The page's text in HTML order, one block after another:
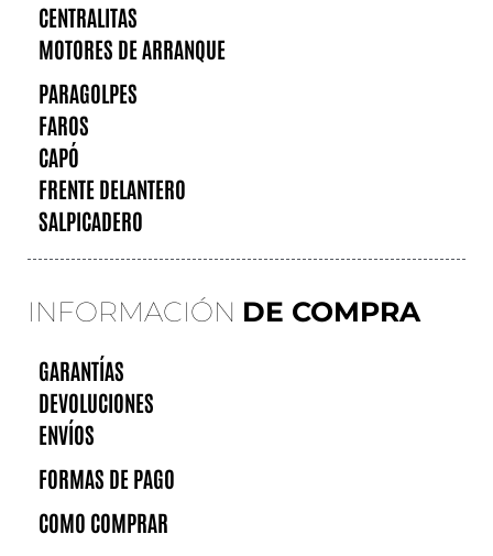
CENTRALITAS
MOTORES DE ARRANQUE
PARAGOLPES
FAROS
CAPÓ
FRENTE DELANTERO
SALPICADERO
INFORMACIÓN DE COMPRA
GARANTÍAS
DEVOLUCIONES
ENVÍOS
FORMAS DE PAGO
COMO COMPRAR